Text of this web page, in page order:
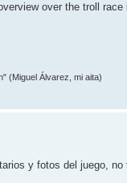
over the troll race
(Miguel Álvarez, mi aita)
y fotos del juego,